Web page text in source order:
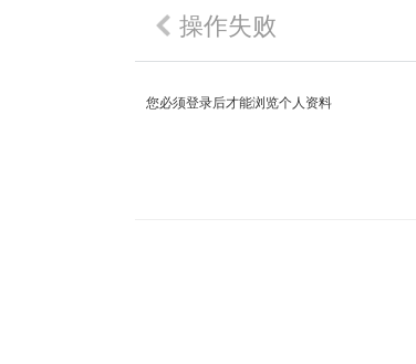
操作失败
您必须登录后才能浏览个人资料